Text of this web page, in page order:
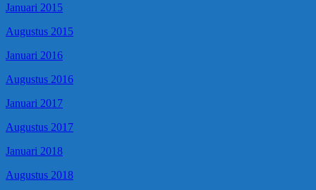
Januari 2015
Augustus 2015
Januari 2016
Augustus 2016
Januari 2017
Augustus 2017
Januari 2018
Augustus 2018